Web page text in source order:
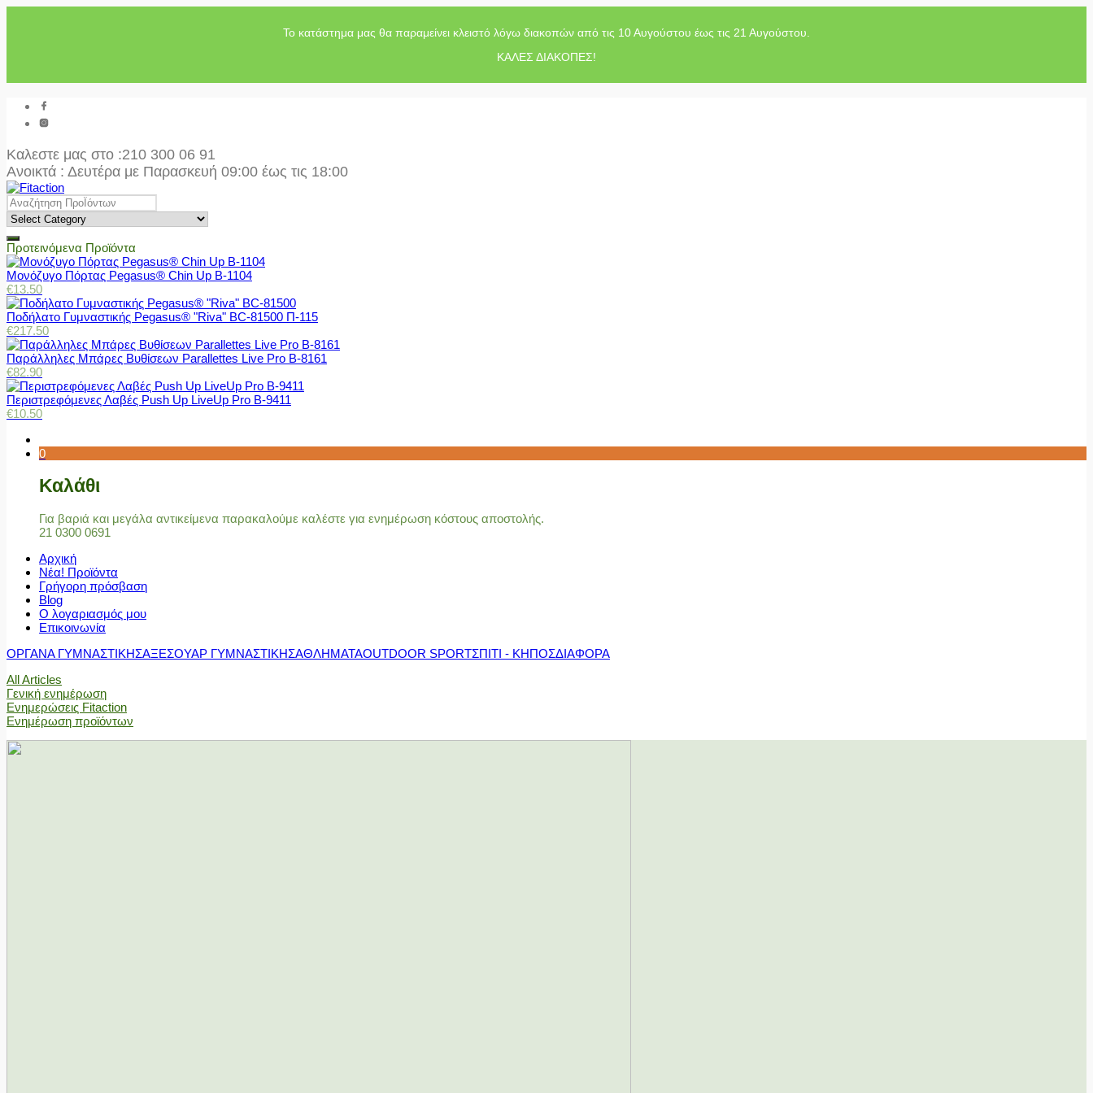
Το κατάστημα μας θα παραμείνει κλειστό λόγω διακοπών από τις 10 Αυγούστου έως τις 21 Αυγούστου.
ΚΑΛΕΣ ΔΙΑΚΟΠΕΣ!
Καλεστε μας στο :210 300 06 91
Ανοικτά : Δευτέρα με Παρασκευή 09:00 έως τις 18:00
Προτεινόμενα Προϊόντα
Μονόζυγο Πόρτας Pegasus® Chin Up Β-1104
€13.50
Ποδήλατο Γυμναστικής Pegasus® "Riva" BC-81500 Π-115
€217.50
Παράλληλες Μπάρες Βυθίσεων Parallettes Live Pro Β-8161
€82.90
Περιστρεφόμενες Λαβές Push Up LiveUp Pro Β-9411
€10.50
0
Καλάθι
Για βαριά και μεγάλα αντικείμενα παρακαλούμε καλέστε για ενημέρωση κόστους αποστολής.
21 0300 0691
Αρχική
Νέα! Προϊόντα
Γρήγορη πρόσβαση
Blog
Ο λογαριασμός μου
Επικοινωνία
ΟΡΓΑΝΑ ΓΥΜΝΑΣΤΙΚΗΣΑΞΕΣΟΥΑΡ ΓΥΜΝΑΣΤΙΚΗΣΑΘΛΗΜΑΤΑOUTDOOR SPORTΣΠΙΤΙ - ΚΗΠΟΣΔΙΑΦΟΡΑ
All Articles
Γενική ενημέρωση
Ενημερώσεις Fitaction
Ενημέρωση προϊόντων